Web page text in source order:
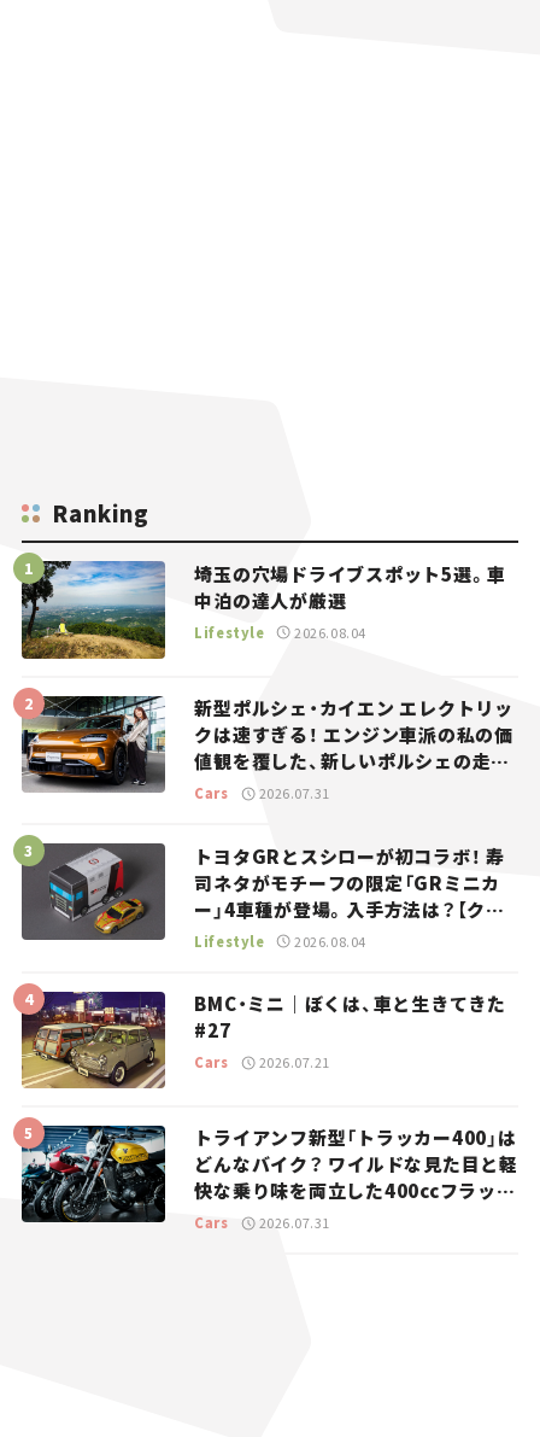
Ranking
埼玉の穴場ドライブスポット5選。車
中泊の達人が厳選
Lifestyle 2026.08.04
新型ポルシェ・カイエン エレクトリッ
クは速すぎる！ エンジン車派の私の価
値観を覆した、新しいポルシェの走
り。
Cars 2026.07.31
トヨタGRとスシローが初コラボ！ 寿
司ネタがモチーフの限定「GRミニカ
ー」4車種が登場。入手方法は？【クル
マとホビー】
Lifestyle 2026.08.04
BMC・ミニ｜ぼくは、車と生きてきた
#27
Cars 2026.07.21
トライアンフ新型「トラッカー400」は
どんなバイク？ ワイルドな見た目と軽
快な乗り味を両立した400ccフラット
トラッカー【試乗レビュー】
Cars 2026.07.31